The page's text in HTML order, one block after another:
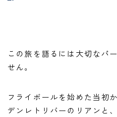
この旅を語るには大切なパ
せん。
フライボールを始めた当初
デンレトリバーのリアンと